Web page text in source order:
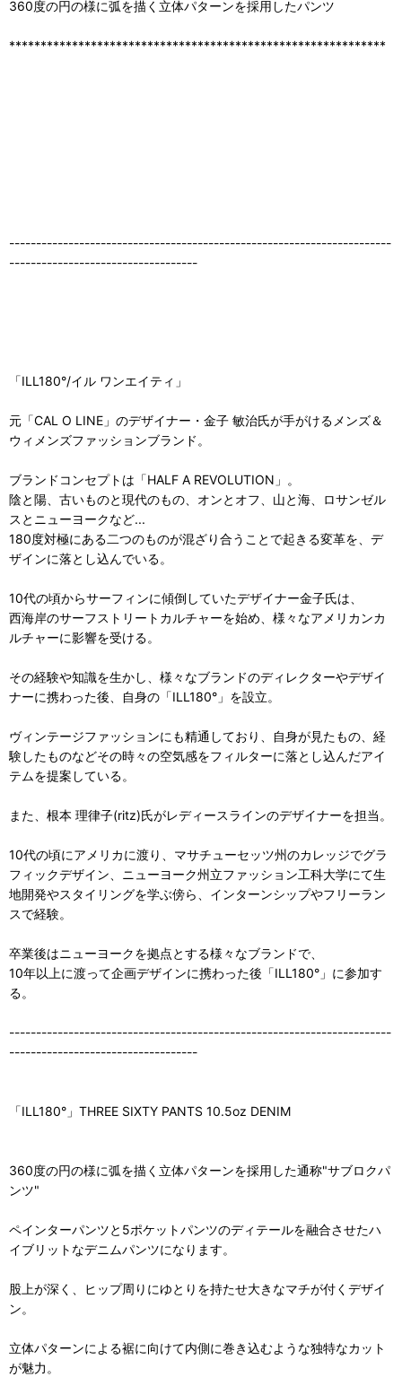
360度の円の様に弧を描く立体パターンを採用したパンツ
************************************************************
-----------------------------------------------------------------------
-----------------------------------
「ILL180°/イル ワンエイティ」
元「CAL O LINE」のデザイナー・金子 敏治氏が手がけるメンズ＆
ウィメンズファッションブランド。
ブランドコンセプトは「HALF A REVOLUTION」。
陰と陽、古いものと現代のもの、オンとオフ、山と海、ロサンゼル
スとニューヨークなど...
180度対極にある二つのものが混ざり合うことで起きる変革を、デ
ザインに落とし込んでいる。
10代の頃からサーフィンに傾倒していたデザイナー金子氏は、
西海岸のサーフストリートカルチャーを始め、様々なアメリカンカ
ルチャーに影響を受ける。
その経験や知識を生かし、様々なブランドのディレクターやデザイ
ナーに携わった後、自身の「ILL180°」を設立。
ヴィンテージファッションにも精通しており、自身が見たもの、経
験したものなどその時々の空気感をフィルターに落とし込んだアイ
テムを提案している。
また、根本 理律子(ritz)氏がレディースラインのデザイナーを担当。
10代の頃にアメリカに渡り、マサチューセッツ州のカレッジでグラ
フィックデザイン、ニューヨーク州立ファッション工科大学にて生
地開発やスタイリングを学ぶ傍ら、インターンシップやフリーラン
スで経験。
卒業後はニューヨークを拠点とする様々なブランドで、
10年以上に渡って企画デザインに携わった後「ILL180°」に参加す
る。
-----------------------------------------------------------------------
-----------------------------------
「ILL180°」THREE SIXTY PANTS 10.5oz DENIM
360度の円の様に弧を描く立体パターンを採用した通称"サブロクパ
ンツ"
ペインターパンツと5ポケットパンツのディテールを融合させたハ
イブリットなデニムパンツになります。
股上が深く、ヒップ周りにゆとりを持たせ大きなマチが付くデザイ
ン。
立体パターンによる裾に向けて内側に巻き込むような独特なカット
が魅力。